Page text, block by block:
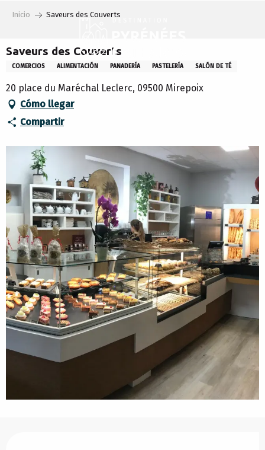
principal
Inicio Saveurs des Couverts
Saveurs des Couverts
COMERCIOS ALIMENTACIÓN PANADERÍA PASTELERÍA SALÓN DE TÉ
20 place du Maréchal Leclerc, 09500 Mirepoix
Cómo llegar
Compartir